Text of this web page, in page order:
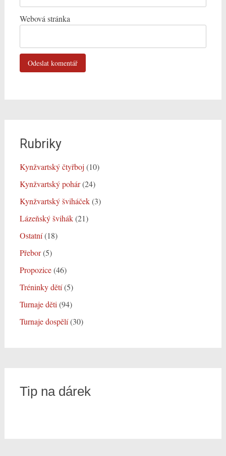
Webová stránka
Rubriky
Kynžvartský čtyřboj (10)
Kynžvartský pohár(24)
Kynžvartský šviháček(3)
Lázeňský švihák(21)
Ostatní(18)
Přebor(5)
Propozice(46)
Tréninky dětí(5)
Turnaje děti (94)
Turnaje dospělí(30)
Tip na dárek